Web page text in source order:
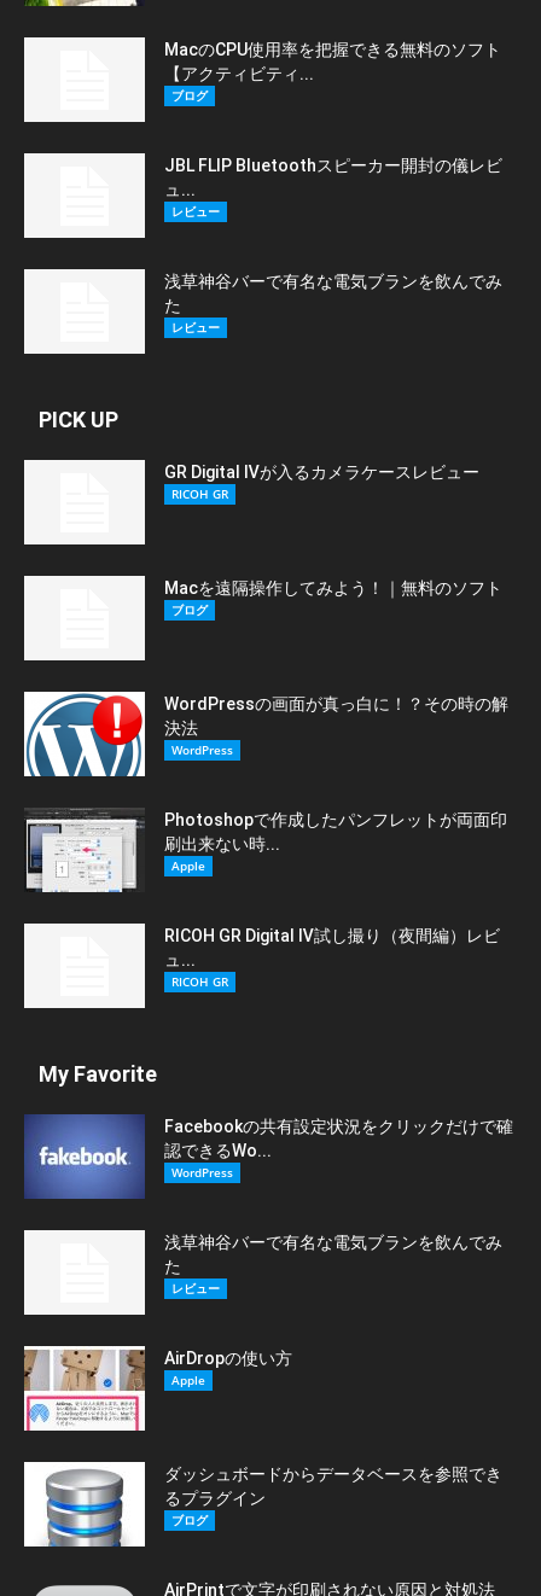
MacのCPU使用率を把握できる無料のソフト
【アクティビティ...
ブログ
JBL FLIP Bluetoothスピーカー開封の儀レビ
ュ...
レビュー
浅草神谷バーで有名な電気ブランを飲んでみ
た
レビュー
PICK UP
GR Digital Ⅳが入るカメラケースレビュー
RICOH GR
Macを遠隔操作してみよう！｜無料のソフト
ブログ
WordPressの画面が真っ白に！？その時の解
決法
WordPress
Photoshopで作成したパンフレットが両面印
刷出来ない時...
Apple
RICOH GR Digital Ⅳ試し撮り（夜間編）レビ
ュ...
RICOH GR
My Favorite
Facebookの共有設定状況をクリックだけで確
認できるWo...
WordPress
浅草神谷バーで有名な電気ブランを飲んでみ
た
レビュー
AirDropの使い方
Apple
ダッシュボードからデータベースを参照でき
るプラグイン
ブログ
AirPrintで文字が印刷されない原因と対処法